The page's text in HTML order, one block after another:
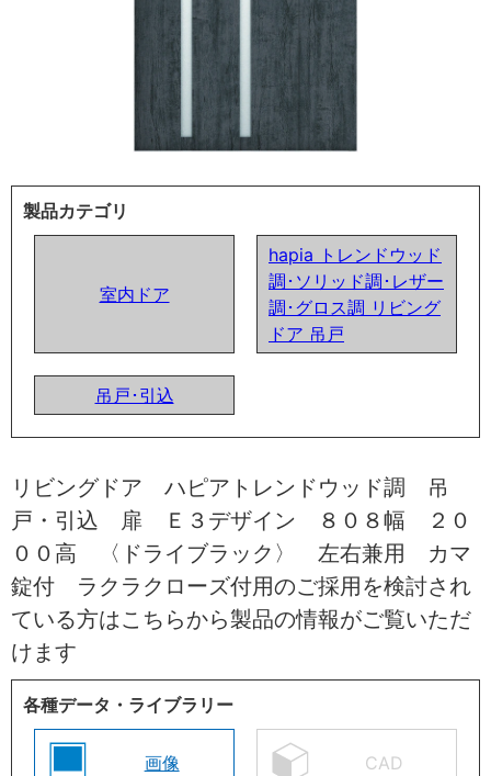
製品カテゴリ
室内ドア
hapia トレンドウッド
調･ソリッド調･レザー
調･グロス調 リビング
ドア 吊戸
吊戸･引込
リビングドア ハピアトレンドウッド調 吊
戸・引込 扉 Ｅ３デザイン ８０８幅 ２０
００高 〈ドライブラック〉 左右兼用 カマ
錠付 ラクラクローズ付用のご採用を検討され
ている方はこちらから製品の情報がご覧いただ
けます
各種データ・ライブラリー
画像 CAD